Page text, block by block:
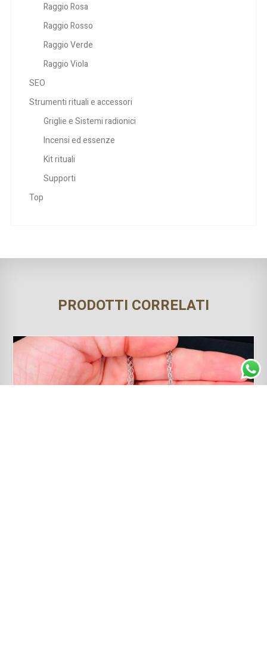
Raggio Rosa
Raggio Rosso
Raggio Verde
Raggio Viola
SEO
Strumenti rituali e accessori
Griglie e Sistemi radionici
Incensi ed essenze
Kit rituali
Supporti
Top
PRODOTTI CORRELATI